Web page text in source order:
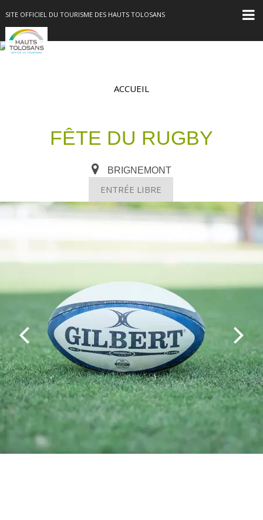
SITE OFFICIEL DU TOURISME DES HAUTS TOLOSANS
ACCUEIL
FÊTE DU RUGBY
BRIGNEMONT
ENTRÉE LIBRE